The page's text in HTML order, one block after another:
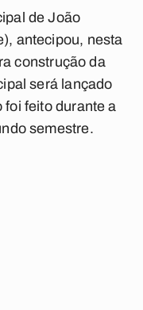
de João
antecipou, nesta
construção da
será lançado
foi feito durante a
semestre.